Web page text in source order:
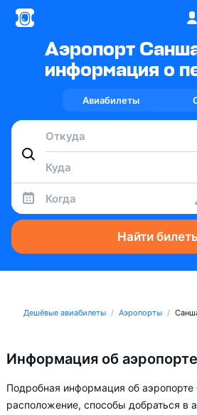
Аэропорт
информация о
Авиабилеты
Когда
Найти
Дешёвые авиабилеты Аэропорты
Информация об
Подробная информация об аэропорте
расположение, способы добраться в